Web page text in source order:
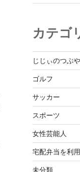
カテゴ
じじぃのつぶ
ゴルフ
サッカー
スポーツ
女性芸能人
宅配弁当を利
未分類